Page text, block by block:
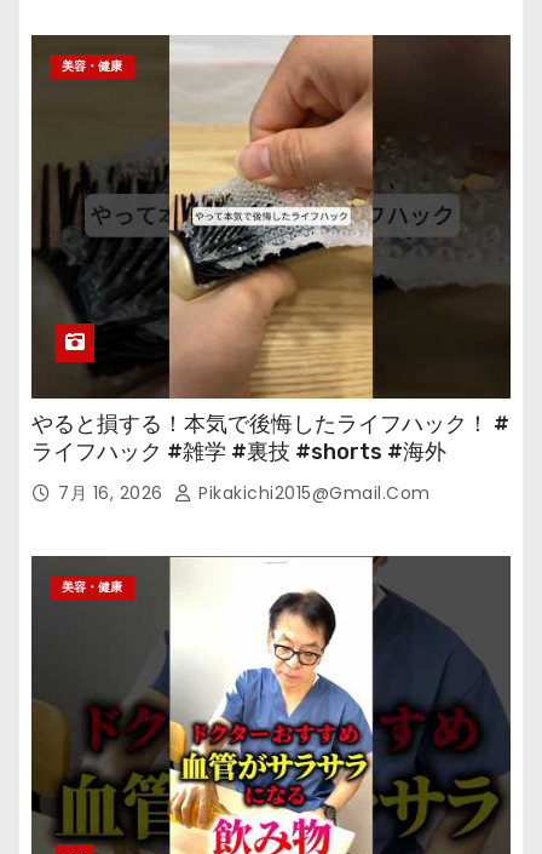
美容・健康
やると損する！本気で後悔したライフハック！ #
ライフハック #雑学 #裏技 #shorts #海外
7月 16, 2026 Pikakichi2015@gmail.com
美容・健康